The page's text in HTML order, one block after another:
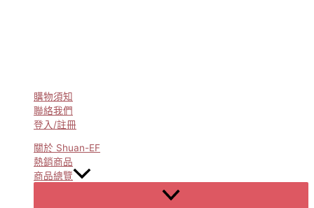
購物須知
聯絡我們
登入/註冊
關於 Shuan-EF
熱銷商品
商品總覽
Menu
Toggle